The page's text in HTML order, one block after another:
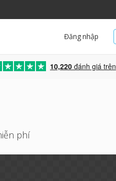
Đăng nhập
10,220 đánh giá trên
phí